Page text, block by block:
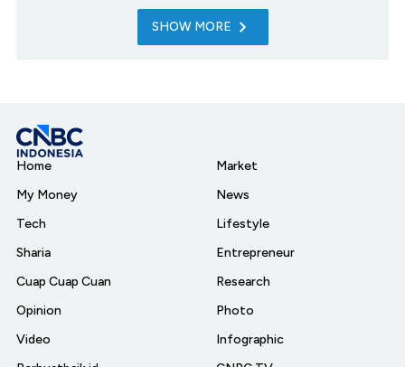
SHOW MORE
Home
My Money
Tech
Sharia
Cuap Cuap Cuan
Opinion
Video
Market
News
Lifestyle
Entrepreneur
Research
Photo
Infographic